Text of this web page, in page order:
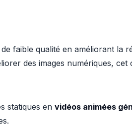
faible qualité en améliorant la
des images numériques,
statiques en vidéos animées